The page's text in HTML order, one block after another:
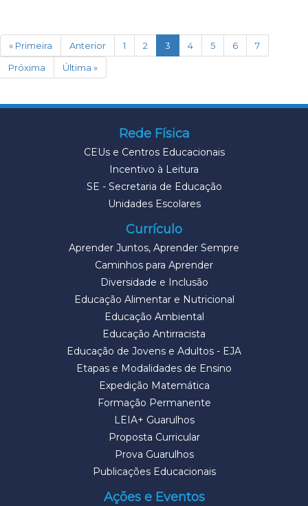
« Primeira Anterior 1 2 3 (current)
4 5 6
7
Próxima
Última »
Rede Física
CEUs e Centros Educacionais
Incentivo à Leitura
SE - Secretaria de Educação
Unidades Escolares
Currículo
Aprender Juntos, Aprender Sempre
Caminhos para Aprender
Diversidade e Inclusão
Educação Alimentar e Nutricional
Educação Ambiental
Educação Antirracista
Educação de Jovens e Adultos - EJA
Etapas e Modalidades de Ensino
Expedição Matemática
Formação Permanente
LEIA+ Guarulhos
Proposta Curricular
Prova Guarulhos
Publicações Educacionais
Ações e Eventos